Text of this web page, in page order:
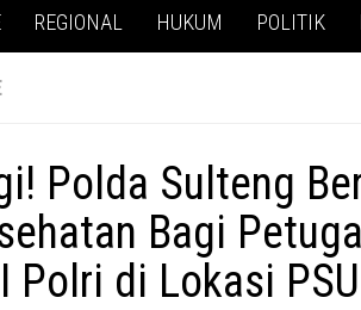
REGIONAL HUKUM POLITIK
Polda Sulteng
Bagi
Polri di Lokasi PSU